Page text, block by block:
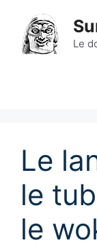
contenu
Le
Le
le
le